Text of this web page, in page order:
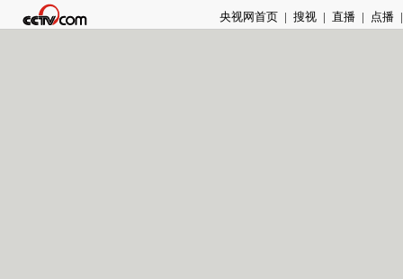
央视网首页 | 搜视 | 直播 | 点播 |